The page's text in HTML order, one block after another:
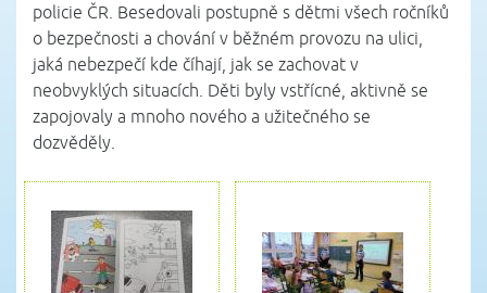
policie ČR. Besedovali postupně s dětmi všech ročníků
o bezpečnosti a chování v běžném provozu na ulici,
jaká nebezpečí kde číhají, jak se zachovat v
neobvyklých situacích. Děti byly vstřícné, aktivně se
zapojovaly a mnoho nového a užitečného se
dozvěděly.